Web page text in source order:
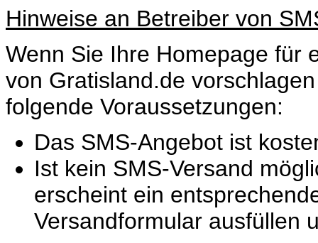
Hinweise an Betreiber von
Wenn Sie Ihre Homepage für
von Gratisland.de
folgende Voraussetzungen:
Das SMS-Angebot ist
Ist kein SMS-Versand
erscheint ein
Versandformular ausfüllen